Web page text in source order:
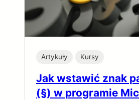
Artykuły Kursy
Jak wstawić znak
(§) w programie